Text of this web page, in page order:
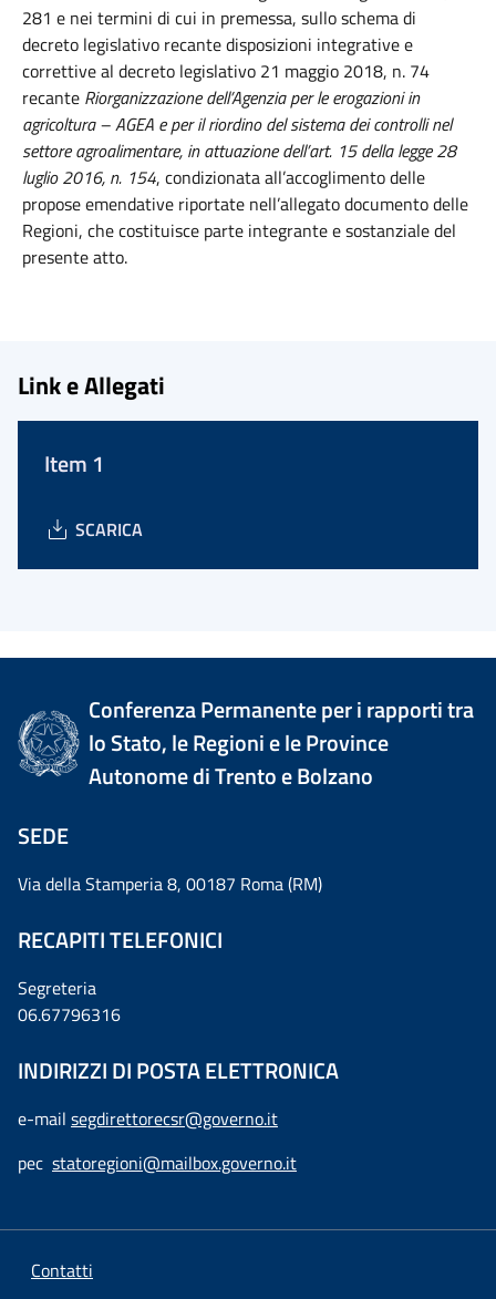
281 e nei termini di cui in premessa, sullo schema di
decreto legislativo recante disposizioni integrative e
correttive al decreto legislativo 21 maggio 2018, n. 74
recante Riorganizzazione dell’Agenzia per le erogazioni in
agricoltura – AGEA e per il riordino del sistema dei controlli nel
settore agroalimentare, in attuazione dell’art. 15 della legge 28
luglio 2016, n. 154, condizionata all’accoglimento delle
propose emendative riportate nell’allegato documento delle
Regioni, che costituisce parte integrante e sostanziale del
presente atto.
Link e Allegati
Item 1
SCARICA
Conferenza Permanente per i rapporti tra
lo Stato, le Regioni e le Province
Autonome di Trento e Bolzano
SEDE
Via della Stamperia 8, 00187 Roma (RM)
RECAPITI TELEFONICI
Segreteria
06.67796316
INDIRIZZI DI POSTA ELETTRONICA
e-mail segdirettorecsr@governo.it
pec statoregioni@mailbox.governo.it
Contatti